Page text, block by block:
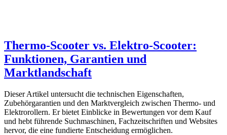
Thermo-Scooter vs. Elektro-Scooter:
Funktionen, Garantien und
Marktlandschaft
Dieser Artikel untersucht die technischen Eigenschaften,
Zubehörgarantien und den Marktvergleich zwischen Thermo- und
Elektrorollern. Er bietet Einblicke in Bewertungen vor dem Kauf
und hebt führende Suchmaschinen, Fachzeitschriften und Websites
hervor, die eine fundierte Entscheidung ermöglichen.